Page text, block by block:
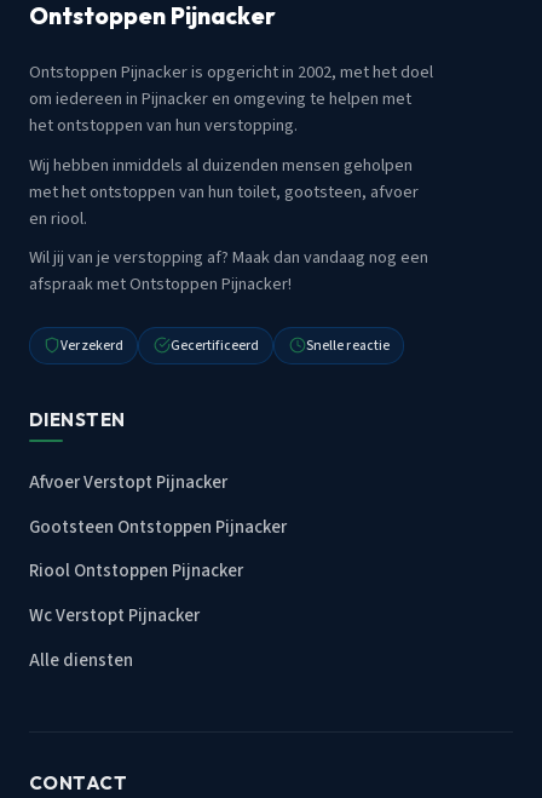
Ontstoppen Pijnacker
Ontstoppen Pijnacker is opgericht in 2002, met het doel
om iedereen in Pijnacker en omgeving te helpen met
het ontstoppen van hun verstopping.
Wij hebben inmiddels al duizenden mensen geholpen
met het ontstoppen van hun toilet, gootsteen, afvoer
en riool.
Wil jij van je verstopping af? Maak dan vandaag nog een
afspraak met Ontstoppen Pijnacker!
Verzekerd Gecertificeerd Snelle reactie
DIENSTEN
Afvoer Verstopt Pijnacker
Gootsteen Ontstoppen Pijnacker
Riool Ontstoppen Pijnacker
Wc Verstopt Pijnacker
Alle diensten
CONTACT